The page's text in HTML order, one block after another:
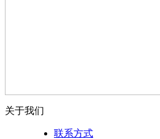
关于我们
联系方式